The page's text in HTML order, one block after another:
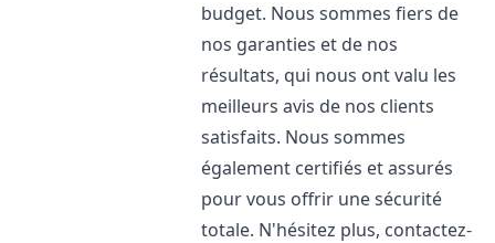
budget. Nous sommes fiers de
nos garanties et de nos
résultats, qui nous ont valu les
meilleurs avis de nos clients
satisfaits. Nous sommes
également certifiés et assurés
pour vous offrir une sécurité
totale. N'hésitez plus, contactez-